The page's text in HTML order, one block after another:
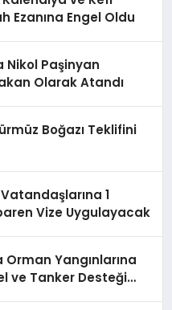
Ezanına Engel Oldu
Nikol Paşinyan
Olarak Atandı
Boğazı Teklifini
1
Vize Uygulayacak
Orman Yangınlarına
ve Tanker Desteği